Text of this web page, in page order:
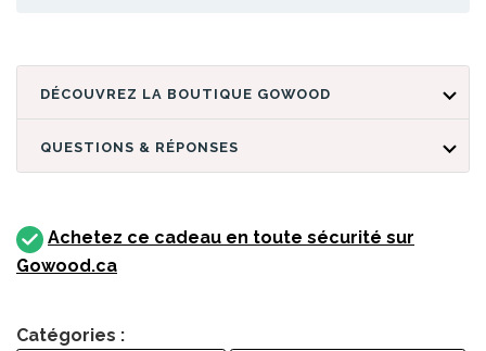
DÉCOUVREZ LA BOUTIQUE GOWOOD
QUESTIONS & RÉPONSES
Achetez ce cadeau en toute sécurité sur
Gowood.ca
Catégories :